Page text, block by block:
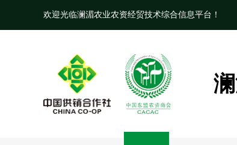
欢迎光临澜湄农业农资经贸技术综合信息平台！